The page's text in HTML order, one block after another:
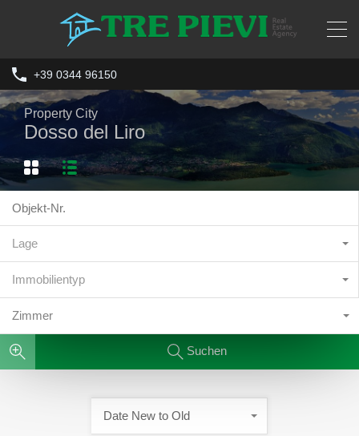
+39 0344 96150
Property City
Dosso del Liro
Lage
Immobilientyp
Zimmer
Suchen
Date New to Old